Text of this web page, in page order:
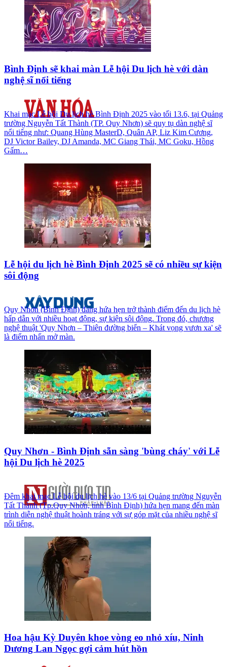
Bình Định sẽ khai màn Lễ hội Du lịch hè với dàn
nghệ sĩ nổi tiếng
Khai mạc Lễ hội Du lịch hè Bình Định 2025 vào tối 13.6, tại Quảng
trường Nguyễn Tất Thành (TP. Quy Nhơn) sẽ quy tụ dàn nghệ sĩ
nổi tiếng như: Quang Hùng MasterD, Quân AP, Liz Kim Cương,
DJ Victor Bailey, DJ Amanda, MC Giang Thái, MC Goku, Hồng
Gấm…
Lễ hội du lịch hè Bình Định 2025 sẽ có nhiều sự kiện
sôi động
Quy Nhơn (Bình Định) đang hứa hẹn trở thành điểm đến du lịch hè
hấp dẫn với nhiều hoạt động, sự kiện sôi động. Trong đó, chương
nghệ thuật 'Quy Nhơn – Thiên đường biển – Khát vọng vươn xa' sẽ
là điểm nhấn mở màn.
Quy Nhơn - Bình Định sẵn sàng 'bùng cháy' với Lễ
hội Du lịch hè 2025
Đêm khai mạc Lễ hội du lịch hè vào 13/6 tại Quảng trường Nguyễn
Tất Thành (Tp.Quy Nhơn, tỉnh Bình Định) hứa hẹn mang đến màn
trình diễn nghệ thuật hoành tráng với sự góp mặt của nhiều nghệ sĩ
nổi tiếng.
Hoa hậu Kỳ Duyên khoe vòng eo nhỏ xíu, Ninh
Dương Lan Ngọc gợi cảm hút hồn